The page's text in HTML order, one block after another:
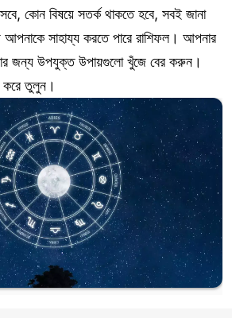
কোন বিষয়ে সতর্ক থাকতে হবে, সবই জানা
সাহায্য করতে পারে রাশিফল। আপনার
জন্য উপযুক্ত উপায়গুলো খুঁজে বের করুন।
করে তুলুন।